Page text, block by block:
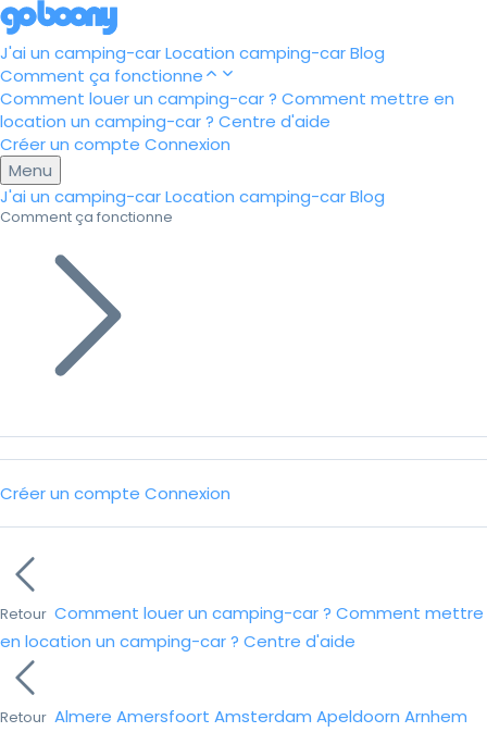
J'ai un camping-carLocation camping-carBlog
Comment ça fonctionne
Comment louer un camping-car ? Comment mettre en
location un camping-car ? Centre d'aide
Créer un compte Connexion
Menu
J'ai un camping-carLocation camping-carBlog
Comment ça fonctionne
Créer un compte Connexion
Retour Comment louer un camping-car ? Comment mettre
en location un camping-car ? Centre d'aide
Retour Almere Amersfoort Amsterdam Apeldoorn Arnhem